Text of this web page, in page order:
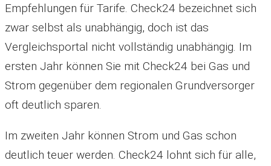
Empfehlungen für Tarife. Check24 bezeichnet sich
zwar selbst als unabhängig, doch ist das
Vergleichsportal nicht vollständig unabhängig. Im
ersten Jahr können Sie mit Check24 bei Gas und
Strom gegenüber dem regionalen Grundversorger
oft deutlich sparen.
Im zweiten Jahr können Strom und Gas schon
deutlich teuer werden. Check24 lohnt sich für alle,